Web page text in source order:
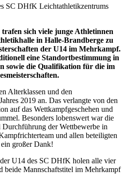
SC DHfK Leichtathletikzentrums
sich viele junge Athletinnen
in Halle-Brandberge zu
der U14 im Mehrkampf.
eine Standortbestimmung in
sowie die Qualifikation für die im
Alterklassen und den
2019 an. Das verlangte von den
auf das Wettkampfgeschehen und
Besonders lobenswert war die
der Wettbewerbe in
und allen beteiligten
großer Dank!
U14 des SC DHfK holen alle vier
beide Mannschaftstitel im Mehrkampf